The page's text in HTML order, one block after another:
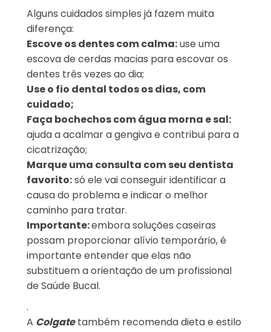
Alguns cuidados simples já fazem muita
diferença:
Escove os dentes com calma:use uma
escova de cerdas macias para escovar os
dentes três vezes ao dia;
Use o fio dental todos os dias, com
cuidado;
Faça bochechos com água morna e sal:
ajuda a acalmar a gengiva e contribui para a
cicatrização;
Marque uma consulta com seu dentista
favorito:só ele vai conseguir identificar a
causa do problema e indicar o melhor
caminho para tratar.
Importante:embora soluções caseiras
possam proporcionar alívio temporário, é
importante entender que elas não
substituem a orientação de um profissional
de Saúde Bucal.
.
A Colgate também recomenda dieta e estilo